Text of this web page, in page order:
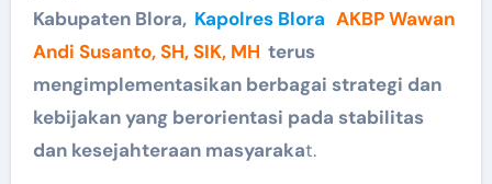
Kabupaten Blora, Kapolres Blora AKBP Wawan
Andi Susanto, SH, SIK, MH terus
mengimplementasikan berbagai strategi dan
kebijakan yang berorientasi pada stabilitas
dan kesejahteraan masyarakat.